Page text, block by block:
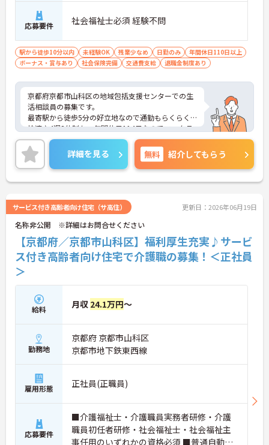
応募要件 社会福祉士必須 経験不問
駅から徒歩10分以内 未経験OK 残業少なめ 日勤のみ
年間休日110日以上
ボーナス・賞与あり
社会保険完備 交通費支給 退職金制度あり
京都府京都市山科区の地域包括支援センターでの生
活相談員の募集です。
最寄駅から徒歩5分の好立地なので通勤もらくらく
快適♪4週8休制かつ年間休日114日なのでワークラ
イフバランスを整えやすい環境でお仕事できます。
ご興味のある方は、面接のポイントをお伝えします
のでお気軽にお問い合せください。
詳細を見る 無料 紹介してもらう
サービス付き高齢者向け住宅（サ高住） 更新日：2026年06月19日
名称非公開 ※詳細はお問合せください
【京都府／京都市山科区】福利厚生充実♪サービ
ス付き高齢者向け住宅で介護職の募集！＜正社員
＞
給料 月収 24.1万円～
勤務地
京都府 京都市山科区
京都市地下鉄東西線
雇用形態 正社員(正職員)
応募要件
■介護福祉士・介護職員実務者研修・介護
職員初任者研修・社会福祉士・社会福祉主
事任用のいずれかの資格必須 ■普通自動車